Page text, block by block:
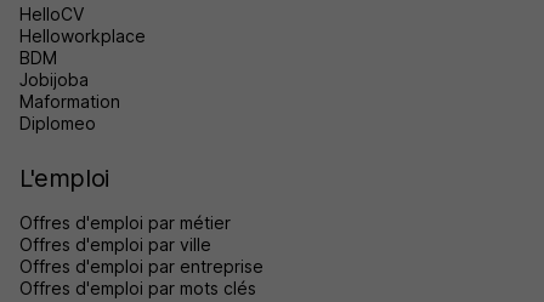
HelloCV
Helloworkplace
BDM
Jobijoba
Maformation
Diplomeo
L'emploi
Offres d'emploi par métier
Offres d'emploi par ville
Offres d'emploi par entreprise
Offres d'emploi par mots clés